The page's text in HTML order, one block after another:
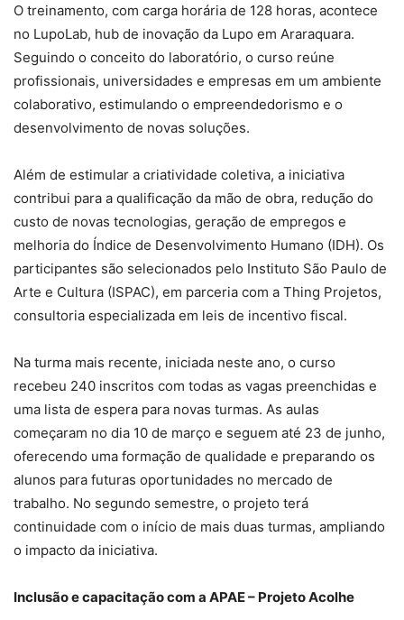
O treinamento, com carga horária de 128 horas, acontece
no LupoLab, hub de inovação da Lupo em Araraquara.
Seguindo o conceito do laboratório, o curso reúne
profissionais, universidades e empresas em um ambiente
colaborativo, estimulando o empreendedorismo e o
desenvolvimento de novas soluções.
Além de estimular a criatividade coletiva, a iniciativa
contribui para a qualificação da mão de obra, redução do
custo de novas tecnologias, geração de empregos e
melhoria do Índice de Desenvolvimento Humano (IDH). Os
participantes são selecionados pelo Instituto São Paulo de
Arte e Cultura (ISPAC), em parceria com a Thing Projetos,
consultoria especializada em leis de incentivo fiscal.
Na turma mais recente, iniciada neste ano, o curso
recebeu 240 inscritos com todas as vagas preenchidas e
uma lista de espera para novas turmas. As aulas
começaram no dia 10 de março e seguem até 23 de junho,
oferecendo uma formação de qualidade e preparando os
alunos para futuras oportunidades no mercado de
trabalho. No segundo semestre, o projeto terá
continuidade com o início de mais duas turmas, ampliando
o impacto da iniciativa.
Inclusão e capacitação com a APAE – Projeto Acolhe